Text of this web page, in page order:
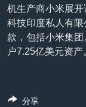
全球议题
环境
美国建国250周年
埃博拉疫情
美国之音专访
台海两岸关系
关注我们
其他语言网站
机生产商小米展
科技印度私人有
款，包括小米集
户7.25亿美元资产
分享